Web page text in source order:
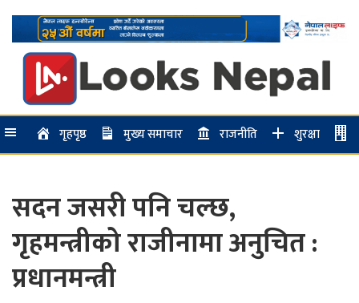
गृहपृष्ठ मुख्य समाचार राजनीति शुरक्षा
सदन जसरी पनि चल्छ,
गृहमन्त्रीको राजीनामा अनुचित :
प्रधानमन्त्री